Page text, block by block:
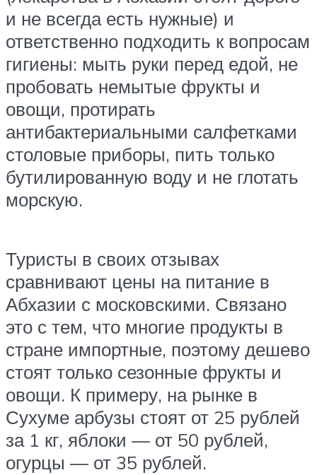
и не всегда есть нужные) и
ответственно подходить к вопросам
гигиены: мыть руки перед едой, не
пробовать немытые фрукты и
овощи, протирать
антибактериальными салфетками
столовые приборы, пить только
бутилированную воду и не глотать
морскую.
Туристы в своих отзывах
сравнивают цены на питание в
Абхазии с московскими. Связано
это с тем, что многие продукты в
стране импортные, поэтому дешево
стоят только сезонные фрукты и
овощи. К примеру, на рынке в
Сухуме арбузы стоят от 25 рублей
за 1 кг, яблоки — от 50 рублей,
огурцы — от 35 рублей.